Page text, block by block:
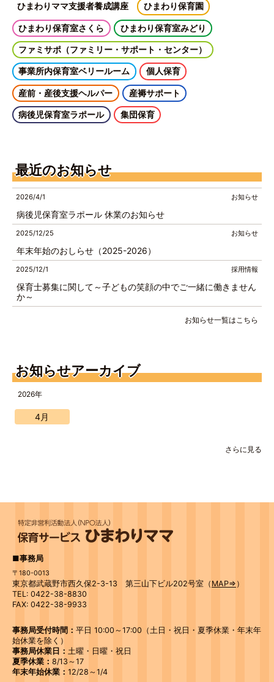
ひまわりママ支援者養成講座 ひまわり保育園
ひまわり保育室さくら ひまわり保育室みどり
ファミサポ（ファミリー・サポート・センター）
事業所内保育室ベリールーム 個人保育
産前・産後支援ヘルパー 産褥サポート
病後児保育室ラポール 集団保育
最近のお知らせ
2026/4/1 お知らせ
病後児保育室ラポール 休業のお知らせ
2025/12/25 お知らせ
年末年始のおしらせ（2025-2026）
2025/12/1 採用情報
保育士募集に関して～子どもの笑顔の中でご一緒に働きません
か～
お知らせ一覧はこちら
お知らせアーカイブ
2026年
4月
さらに見る
■事務局
〒180-0013
東京都武蔵野市西久保2-3-13 第三山下ビル202号室（ MAP⇒ ）
TEL: 0422-38-8830
FAX: 0422-38-9933
事務局受付時間： 平日 10:00～17:00（土日・祝日・夏季休業・年末年
始休業を除く）
事務局休業日： 土曜・日曜・祝日
夏季休業： 8/13～17
年末年始休業： 12/28～1/4